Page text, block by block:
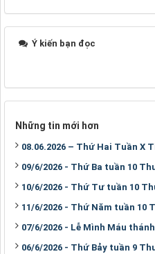
Ý kiến bạn đọc
Những tin mới hơn
08.06.2026 – Thứ Hai Tuần X
09/6/2026 - Thứ Ba tuần 10
10/6/2026 - Thứ Tư tuần 10
11/6/2026 - Thứ Năm tuần 10
07/6/2026 - Lễ Mình Máu
06/6/2026 - Thứ Bảy tuần 9